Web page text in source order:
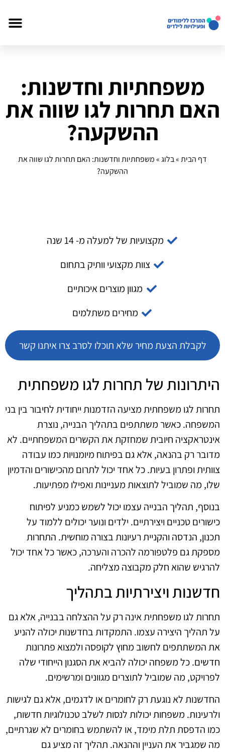
משפחתיות וחדשנות:
האם תחרות לגו שווה את
ההשקעה?
דף הבית»בלוג»משפחתיות וחדשנות: האם תחרות לגו שווה את
ההשקעה?
מקצועיות של למעלה מ- 14 שנה
צוות מקצועי וותיק בתחום
מגוון מוצרים איכותיים
מחירים משתלמים
לקבלת הצעת מחיר שלא תוכלו לסרב צרו איתנו קשר
היתרונות של תחרות לגו משפחתית
תחרות לגו משפחתית מציעה הזדמנות ייחודית לחיבור בין בני
המשפחה. כאשר משתתפים בתהליך הבנייה, נוצרת
אינטראקציה חיובית שמחזקת את הקשרים המשפחתיים. לא
מדובר רק בהנאה, אלא גם בפיתוח מיומנויות כמו עבודה
צוותית ופתרון בעיות. כל אחד יכול לתרום מהכישורים והדמיון
שלו, מה שמוביל לתוצאות מעניינות ואפילו מפתיעות.
בנוסף, תהליך הבנייה עצמו יכול לשמש כמניע לפיתוח
כישורים טכניים ויצירתיים. ילדים ונוער יכולים ללמוד על
תכנון, הנדסה והקניית רעיונות בצורה מוחשית. התחרות
מספקת גם פלטפורמה להכרה והערכה, כאשר כל אחד יכול
להרגיש שהוא חלק מקבוצה מצליחה.
חדשנות ויצירתיות בתהליך
תחרות לגו משפחתית אינה רק על ההצלחה בבנייה, אלא גם
על תהליך היצירה עצמו. התמקדות בחדשנות יכולה להניע
את המשתתפים לחשוב מחוץ לקופסה ולמצוא פתרונות
חדשים. כל משפחה יכולה להביא את הסגנון הייחודי שלה
לפרויקט, מה שמוביל לתוצרים מגוונים ומרשימים.
החדשנות לא נוגעת רק לחומרים או לדגמים, אלא גם לגישות
ולרעינות. משפחות יכולות לנסות לשלב טכנולוגיות חדשות,
כמו הדפסת תלת מימד, או להשתמש בחומרים לא שגרתיים,
מה שמגביר את העניין וההנאה. תהליך זה מציע גם